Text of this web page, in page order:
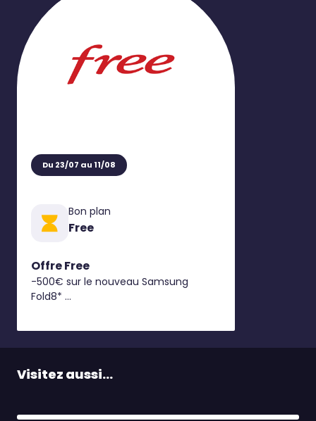
Du 23/07 au 11/08
Bon plan
Free
Offre Free
-500€ sur le nouveau Samsung
Fold8*
Visitez aussi...